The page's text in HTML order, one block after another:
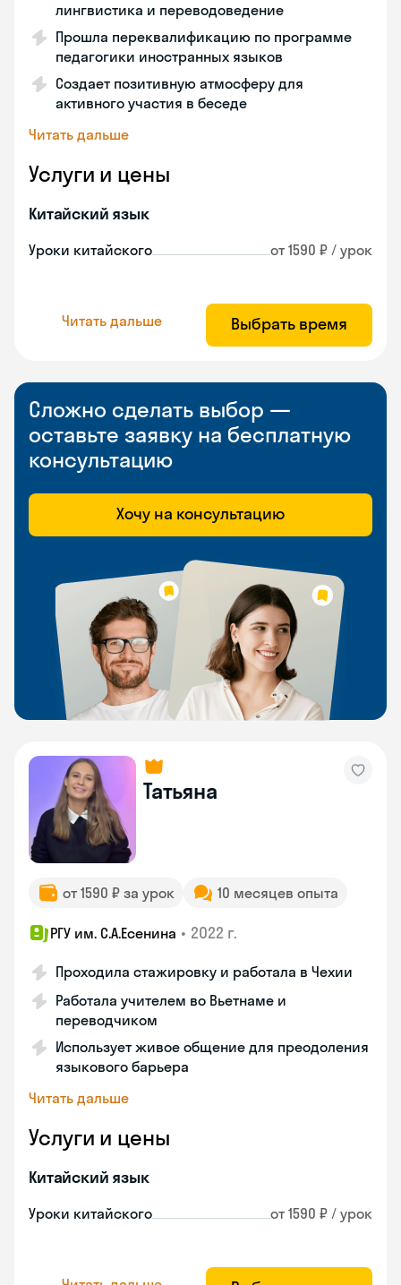
лингвистика и переводоведение
Прошла переквалификацию по программе
педагогики иностранных языков
Создает позитивную атмосферу для
активного участия в беседе
Читать дальше
Услуги и цены
Китайский язык
Уроки китайского от 1590 ₽ / урок
Читать дальше Выбрать время
Сложно сделать выбор —
оставьте заявку на бесплатную
консультацию
Хочу на консультацию
Татьяна
от 1590 ₽ за урок 10 месяцев опыта
РГУ им. С.А.Есенина • 2022 г.
Проходила стажировку и работала в Чехии
Работала учителем во Вьетнаме и
переводчиком
Использует живое общение для преодоления
языкового барьера
Читать дальше
Услуги и цены
Китайский язык
Уроки китайского от 1590 ₽ / урок